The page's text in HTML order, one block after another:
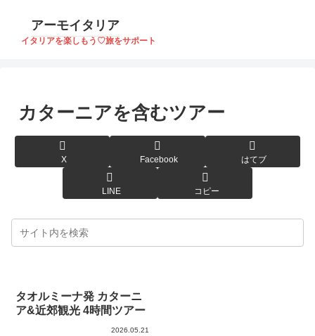
アーモイタリア
イタリアを楽しもう♡旅をサポート
カターニアを含むツアー
X Facebook はてブ
LINE コピー
タオルミーナ発 カターニ
ア&近郊観光 4時間ツアー
2026.05.21